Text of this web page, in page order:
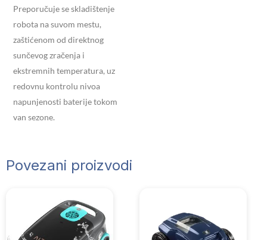
Preporučuje se skladištenje
robota na suvom mestu,
zaštićenom od direktnog
sunčevog zračenja i
ekstremnih temperatura, uz
redovnu kontrolu nivoa
napunjenosti baterije tokom
van sezone.
Povezani proizvodi